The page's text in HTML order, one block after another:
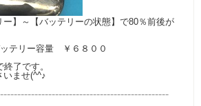
ー】～【バッテリーの状態】で80％前後が
テリー容量 ￥６８００
了です。
いませ(^^♪